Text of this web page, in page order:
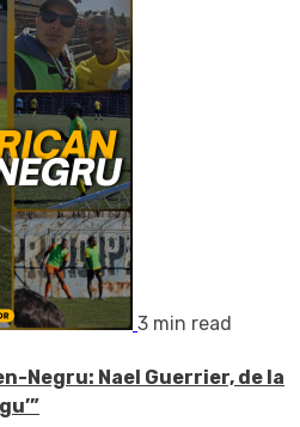
3 min read
Negru: Nael Guerrier, de la